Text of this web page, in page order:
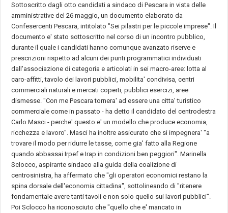
Sottoscritto dagli otto candidati a sindaco di Pescara in vista delle
amministrative del 26 maggio, un documento elaborato da
Confesercenti Pescara, intitolato "Sei pilastri per le piccole imprese". Il
documento e' stato sottoscritto nel corso di un incontro pubblico,
durante il quale i candidati hanno comunque avanzato riserve e
prescrizioni rispetto ad alcuni dei punti programmatici individuati
dall'associazione di categoria e articolati in sei macro-aree: lotta al
caro-affitti, tavolo dei lavori pubblici, mobilita' condivisa, centri
commerciali naturali e mercati coperti, pubblici esercizi, aree
dismesse. "Con me Pescara tornera' ad essere una citta' turistico
commerciale come in passato - ha detto il candidato del centrodestra
Carlo Masci - perche' questo e' un modello che produce economia,
ricchezza e lavoro". Masci ha inoltre assicurato che si impegnera' "a
trovare il modo per ridurre le tasse, come gia' fatto alla Regione
quando abbassai Irpef e Irap in condizioni ben peggiori". Marinella
Sclocco, aspirante sindaco alla guida della coalizione di
centrosinistra, ha affermato che "gli operatori economici restano la
spina dorsale dell'economia cittadina", sottolineando di "ritenere
fondamentale avere tanti tavoli e non solo quello sui lavori pubblici".
Poi Sclocco ha riconosciuto che "quello che e' mancato in